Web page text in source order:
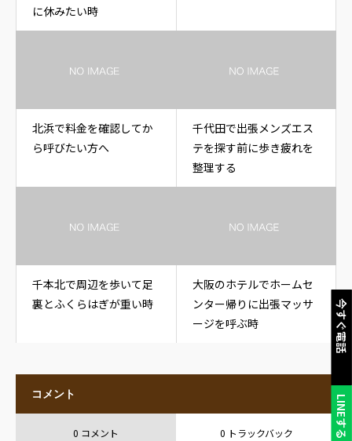
今すぐ電話
LINEする
に休みたい時
北浜で料金を確認してか
ら呼びたい方へ
千代田で出張メンズエス
テを探す前に歩き疲れを
整理する
千本北で周辺を歩いて足
裏とふくらはぎが重い時
大阪のホテルでホームセ
ンター帰りに出張マッサ
ージを呼ぶ時
コメント
0 コメント 0 トラックバック